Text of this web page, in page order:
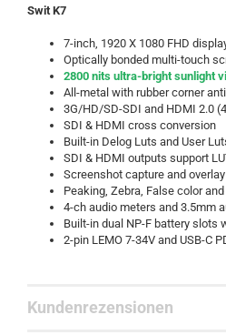
Swit K7
7-inch, 1920 X 1080 FHD
Optically bonded multi-touch
2800 nits ultra-bright sunlight
All-metal with rubber corner
3G/HD/SD-SDI and HDMI 2.0
SDI & HDMI cross conversion
Built-in Delog Luts and User
SDI & HDMI outputs support
Screenshot capture and
Peaking, Zebra, False color
4-ch audio meters and 3.5mm
Built-in dual NP-F battery slots
2-pin LEMO 7-34V and USB-C
Kundenrezensionen